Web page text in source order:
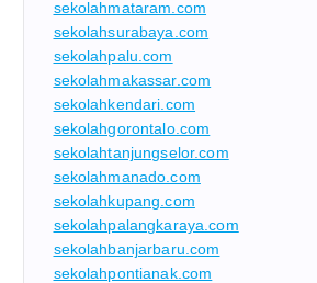
sekolahmataram.com
sekolahsurabaya.com
sekolahpalu.com
sekolahmakassar.com
sekolahkendari.com
sekolahgorontalo.com
sekolahtanjungselor.com
sekolahmanado.com
sekolahkupang.com
sekolahpalangkaraya.com
sekolahbanjarbaru.com
sekolahpontianak.com